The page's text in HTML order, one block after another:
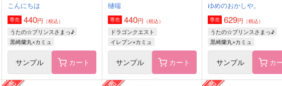
こんにちは
専売 440円 （税込）
うたの☆プリンスさまっ♪
黒崎蘭丸×カミュ
サンプル カート
樋端
専売 440円 （税込）
ドラゴンクエスト
イレブン×カミュ
サンプル カート
ゆめのおかしや。
専売 629円 （税込）
うたの☆プリンスさまっ♪
黒崎蘭丸×カミュ
サンプル カ